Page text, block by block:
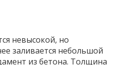
невысокой, но
заливается небольшой
из бетона. Толщина